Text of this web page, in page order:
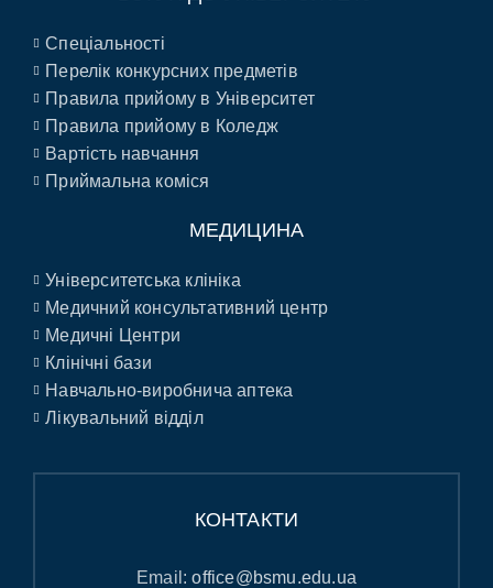
Спеціальності
Перелік конкурсних предметів
Правила прийому в Університет
Правила прийому в Коледж
Вартість навчання
Приймальна коміся
МЕДИЦИНА
Університетська клініка
Медичний консультативний центр
Медичні Центри
Клінічні бази
Навчально-виробнича аптека
Лікувальний відділ
КОНТАКТИ
Email:office@bsmu.edu.ua